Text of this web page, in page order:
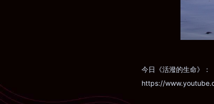
今日《活潑的生命》：
https://